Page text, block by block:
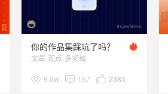
你的作品集踩坑了吗？
文章-观点-多领域
9.0w 157 2383